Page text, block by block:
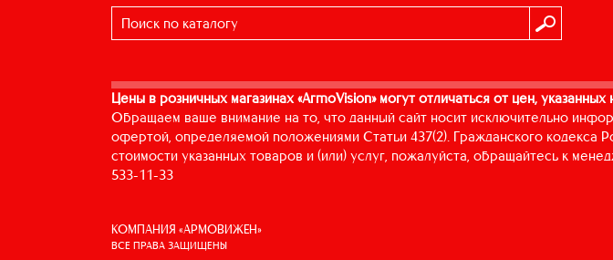
Цены в розничных магазинах «ArmoVision» могут отличаться от цен, указанных
Обращаем ваше внимание на то, что данный сайт носит исключительно
офертой, определяемой положениями Статьи 437(2). Гражданского
стоимости указанных товаров и (или) услуг, пожалуйста, обращайтесь к
533-11-33
КОМПАНИЯ «АРМОВИЖЕН»
ВСЕ ПРАВА ЗАЩИЩЕНЫ